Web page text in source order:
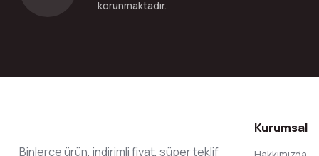
korunmaktadır.
Binlerce ürün, indirimli fiyat, süper teklif
Kurumsal